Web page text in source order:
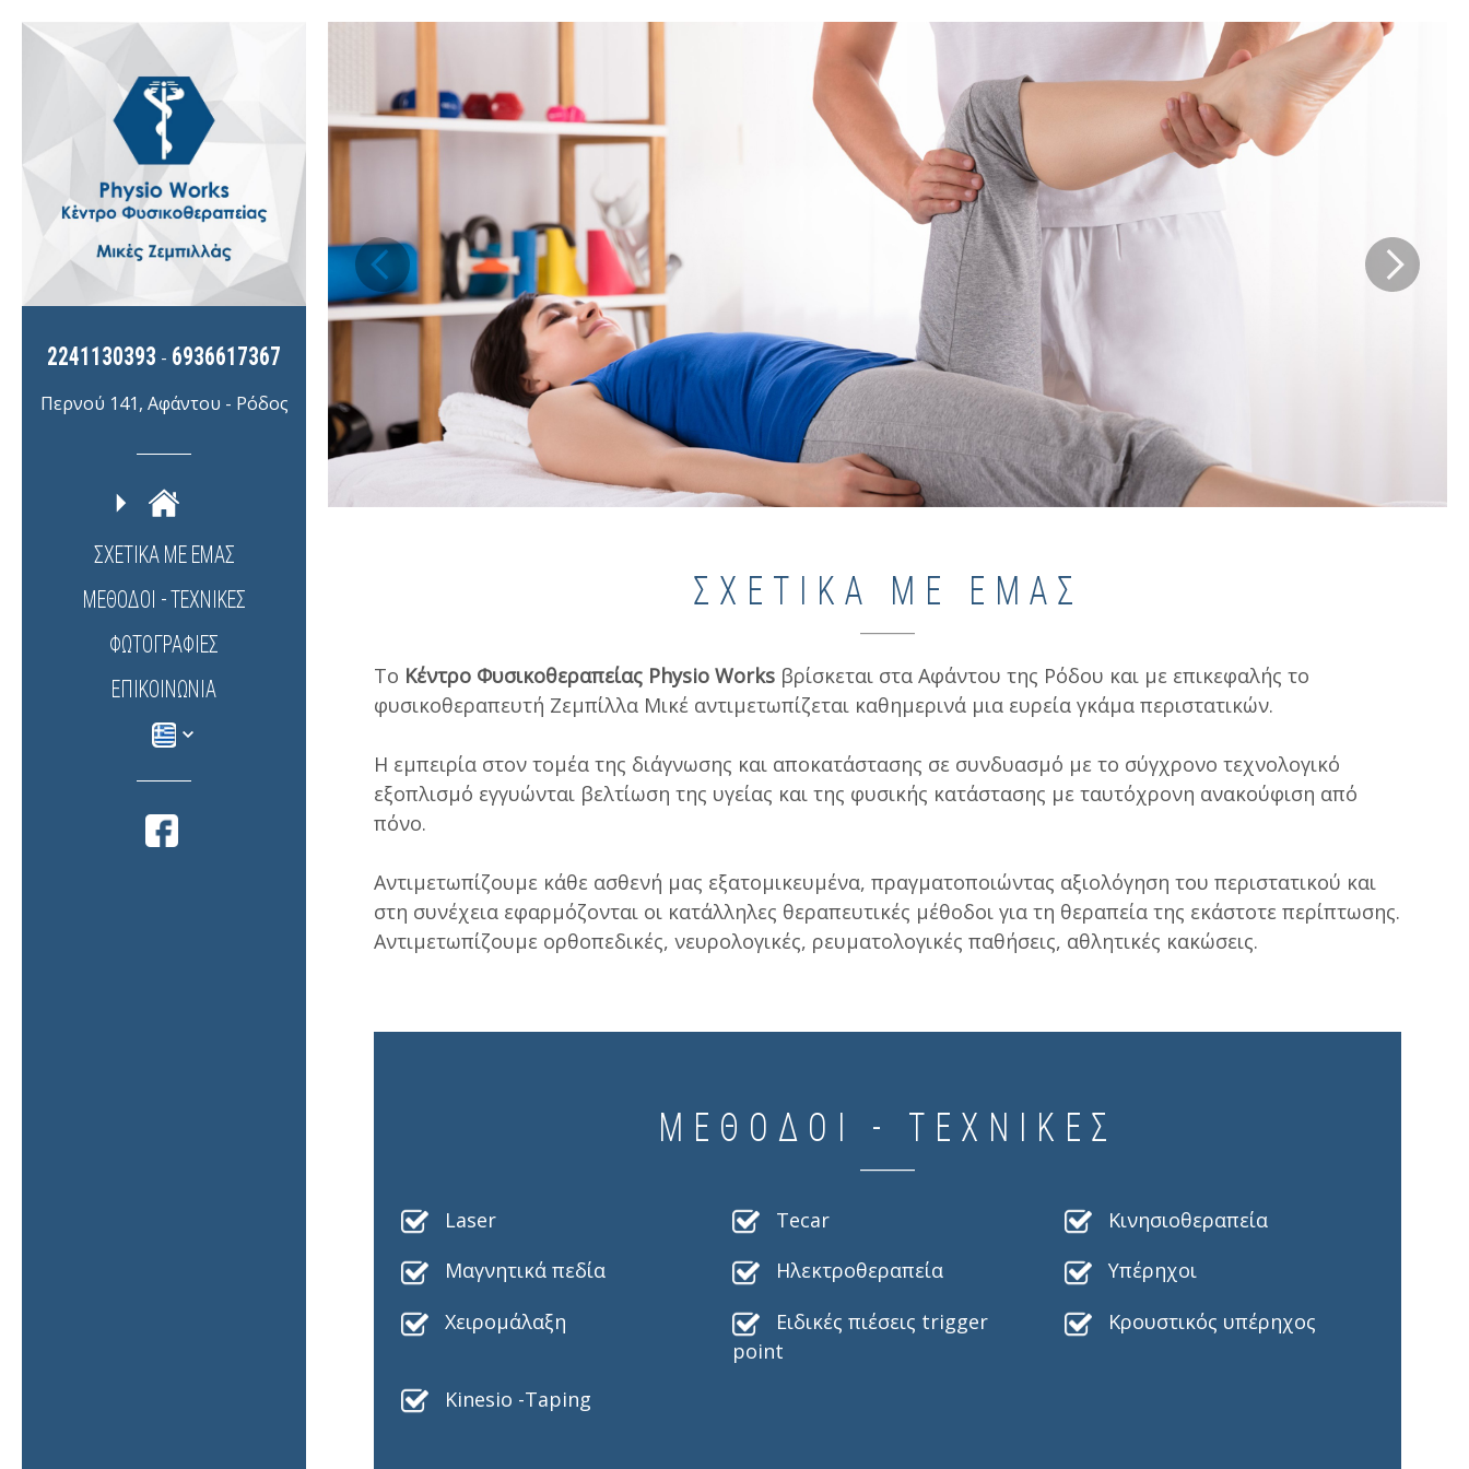
2241130393 - 6936617367
Περνού 141, Αφάντου - Ρόδος
ΣΧΕΤΙΚΑ ΜΕ ΕΜΑΣ
ΜΕΘΟΔΟΙ - ΤΕΧΝΙΚΕΣ
ΦΩΤΟΓΡΑΦΊΕΣ
ΕΠΙΚΟΙΝΩΝΊΑ
ΣΧΕΤΙΚΑ ΜΕ ΕΜΑΣ
Το Κέντρο Φυσικοθεραπείας Physio Works βρίσκεται στα Αφάντου της Ρόδου και με επικεφαλής το
φυσικοθεραπευτή Ζεμπίλλα Μικέ αντιμετωπίζεται καθημερινά μια ευρεία γκάμα περιστατικών.
Η εμπειρία στον τομέα της διάγνωσης και αποκατάστασης σε συνδυασμό με το σύγχρονο τεχνολογικό
εξοπλισμό εγγυώνται βελτίωση της υγείας και της φυσικής κατάστασης με ταυτόχρονη ανακούφιση από
πόνο.
Αντιμετωπίζουμε κάθε ασθενή μας εξατομικευμένα, πραγματοποιώντας αξιολόγηση του περιστατικού και
στη συνέχεια εφαρμόζονται οι κατάλληλες θεραπευτικές μέθοδοι για τη θεραπεία της εκάστοτε περίπτωσης.
Αντιμετωπίζουμε ορθοπεδικές, νευρολογικές, ρευματολογικές παθήσεις, αθλητικές κακώσεις.
ΜΕΘΟΔΟΙ - ΤΕΧΝΙΚΕΣ
Laser Tecar
Κινησιοθεραπεία
Μαγνητικά πεδία
Ηλεκτροθεραπεία
Υπέρηχοι
Χειρομάλαξη
Ειδικές πιέσεις trigger
point
Κρουστικός υπέρηχος
Kinesio -Taping